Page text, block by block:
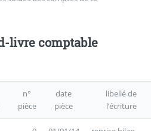
livre comptable
n°
pièce
date
pièce
libellé de
l’écriture